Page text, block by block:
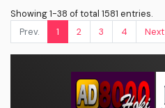
Showing 1-38 of total 1581 entries.
Prev.
1 2 3 4 Next